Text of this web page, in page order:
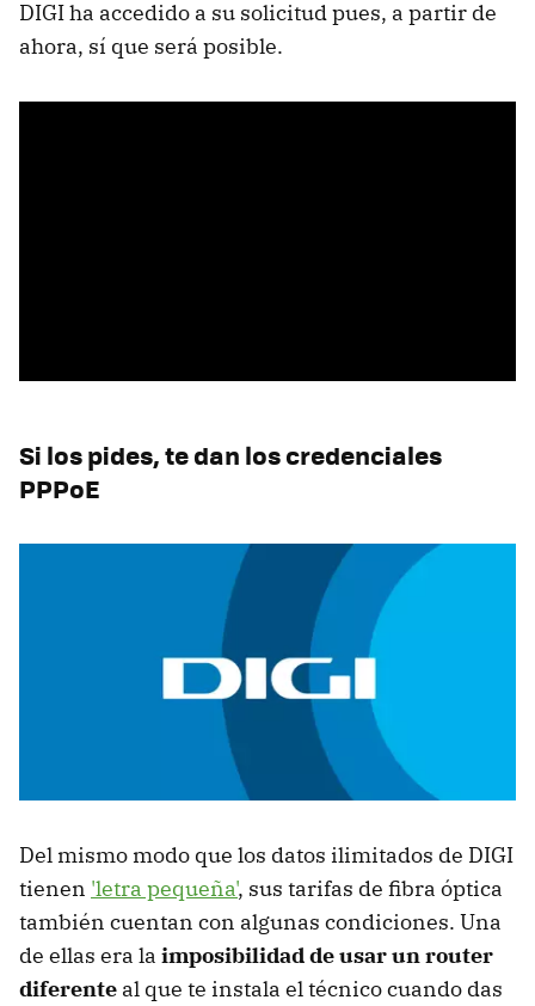
DIGI ha accedido a su solicitud pues, a partir de
ahora, sí que será posible.
Si los pides, te dan los credenciales
PPPoE
Del mismo modo que los datos ilimitados de DIGI
tienen 'letra pequeña', sus tarifas de fibra óptica
también cuentan con algunas condiciones. Una
de ellas era la imposibilidad de usar un router
diferente al que te instala el técnico cuando das